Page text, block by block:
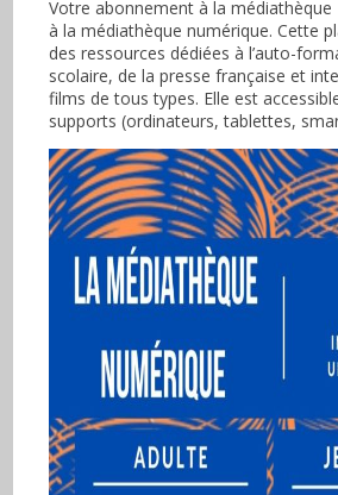
Votre abonnement à la
à la médiathèque numérique. Cette
des ressources dédiées à l’auto-
scolaire, de la presse française et
films de tous types. Elle est
supports (ordinateurs, tablettes,